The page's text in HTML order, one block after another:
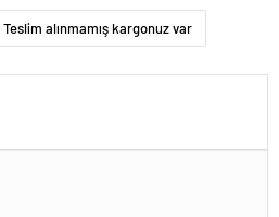
Teslim alınmamış kargonuz var